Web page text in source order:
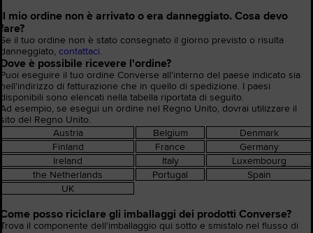
Il mio ordine non è arrivato o era danneggiato. Cosa devo
fare?
Se il tuo ordine non è stato consegnato il giorno previsto o risulta
danneggiato, contattaci.
Dove è possibile ricevere l'ordine?
Puoi eseguire il tuo ordine Converse all'interno del paese indicato sia
nell'indirizzo di fatturazione che in quello di spedizione. I paesi
disponibili sono elencati nella tabella riportata di seguito.
Ad esempio, se esegui un ordine nel Regno Unito, dovrai utilizzare il
sito del Regno Unito.
Austria
Belgium
Denmark
Finland
France
Germany
Ireland
Italy
Luxembourg
the Netherlands
Portugal
Spain
UK
Come posso riciclare gli imballaggi dei prodotti Converse?
Trova il componente dell'imballaggio qui sotto e smistalo nel flusso di